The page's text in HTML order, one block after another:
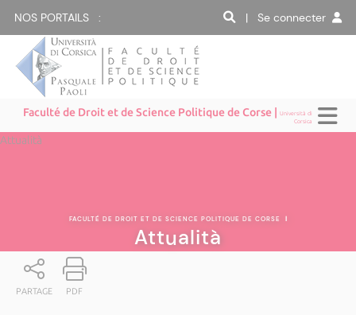
NOS PORTAILS : | Se connecter
Faculté de Droit et de Science Politique de Corse |Università di
Corsica
Attualità
FACULTÉ DE DROIT ET DE SCIENCE POLITIQUE DE CORSE |
Attualità
PARTAGE PDF